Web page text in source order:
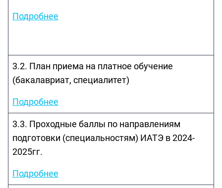
Подробнее
3.2. План приема на платное обучение
(бакалавриат, специалитет)
Подробнее
3.3. Проходные баллы по направлениям
подготовки (специальностям) ИАТЭ в 2024-
2025гг.
Подробнее